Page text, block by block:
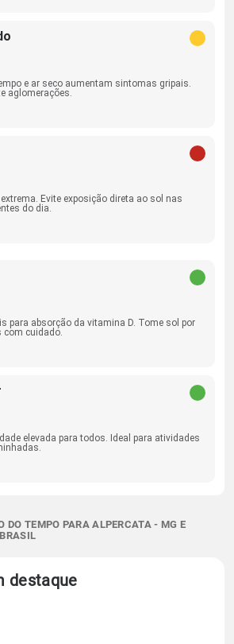
e ar seco aumentam sintomas gripais.
aglomerações.
Evite exposição direta ao sol nas
do dia.
para absorção da vitamina D. Tome sol por
cuidado.
elevada para todos. Ideal para atividades
DO TEMPO PARA ALPERCATA - MG E
destaque